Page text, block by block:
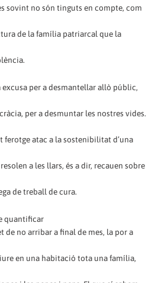
sovint no són tinguts en compte, com
de la família patriarcal que la
excusa per a desmantellar allò públic,
per a desmuntar les nostres vides.
ferotge atac a la sostenibilitat d’una
a les llars, és a dir, recauen sobre
de treball de cura.
quantificar
de no arribar a final de mes, la por a
en una habitació tota una família,